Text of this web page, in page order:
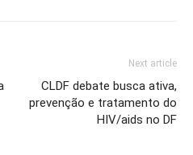
Next article
CLDF debate busca ativa,
prevenção e tratamento do
HIV/aids no DF